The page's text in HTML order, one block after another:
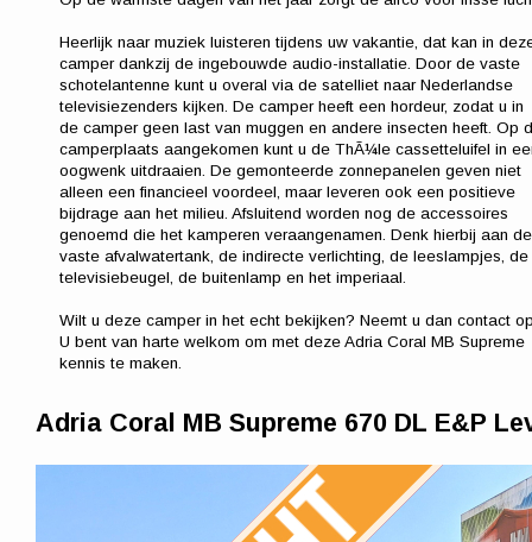
Heerlijk naar muziek luisteren tijdens uw vakantie, dat kan in
camper dankzij de ingebouwde audio-installatie. Door de vaste
schotelantenne kunt u overal via de satelliet naar Nederlandse
televisiezenders kijken. De camper heeft een hordeur, zodat u in
de camper geen last van muggen en andere insecten heeft. Op
camperplaats aangekomen kunt u de ThÃ¼le cassetteluifel in
oogwenk uitdraaien. De gemonteerde zonnepanelen geven niet
alleen een financieel voordeel, maar leveren ook een positieve
bijdrage aan het milieu. Afsluitend worden nog de accessoires
genoemd die het kamperen veraangenamen. Denk hierbij aan de
vaste afvalwatertank, de indirecte verlichting, de leeslampjes, de
televisiebeugel, de buitenlamp en het imperiaal.
Wilt u deze camper in het echt bekijken? Neemt u dan contact
U bent van harte welkom om met deze Adria Coral MB Supreme
kennis te maken.
Adria Coral MB Supreme 670 DL E&P